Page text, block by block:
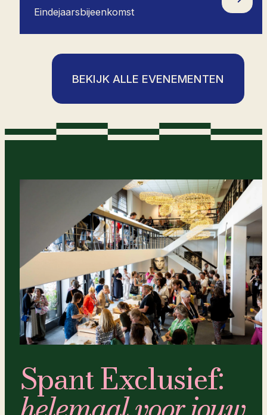
Eindejaarsbijeenkomst
BEKIJK ALLE EVENEMENTEN
Spant Exclusief: